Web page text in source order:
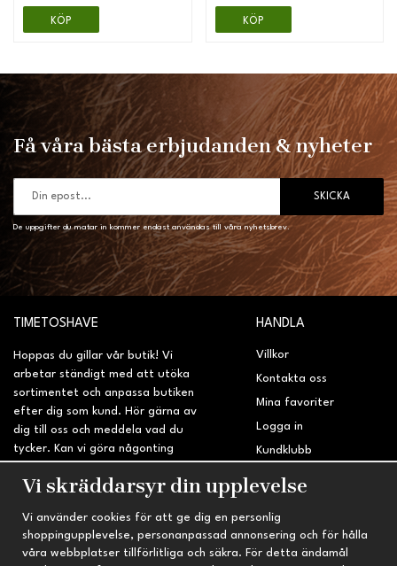
KÖP KÖP
Få våra bästa erbjudanden & nyheter
SKICKA
De uppgifter du matar in kommer endast användas till våra nyhetsbrev.
TIMETOSHAVE
Hoppas du gillar vår butik! Vi
arbetar ständigt med att utöka
sortimentet och anpassa butiken
efter dig som kund. Hör gärna av
dig till oss och meddela vad du
tycker. Kan vi göra någonting
sidan?
HANDLA
Villkor
Kontakta oss
Mina favoriter
Logga in
Kundklubb
INFORMATION
Om oss
TRYGG HANDEL
Fri frakt vid köp över 695 kr
Vi skräddarsyr din upplevelse
Vi använder cookies för att ge dig en personlig
shoppingupplevelse, personanpassad annonsering och för hålla
våra webbplatser tillförlitliga och säkra. För detta ändamål